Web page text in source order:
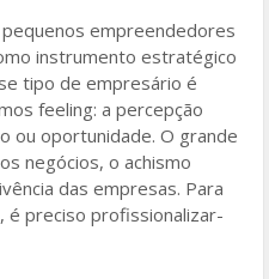
empreendedores
instrumento estratégico
tipo de empresário é
feeling: a percepção
ou oportunidade. O grande
negócios, o achismo
das empresas. Para
é preciso profissionalizar-